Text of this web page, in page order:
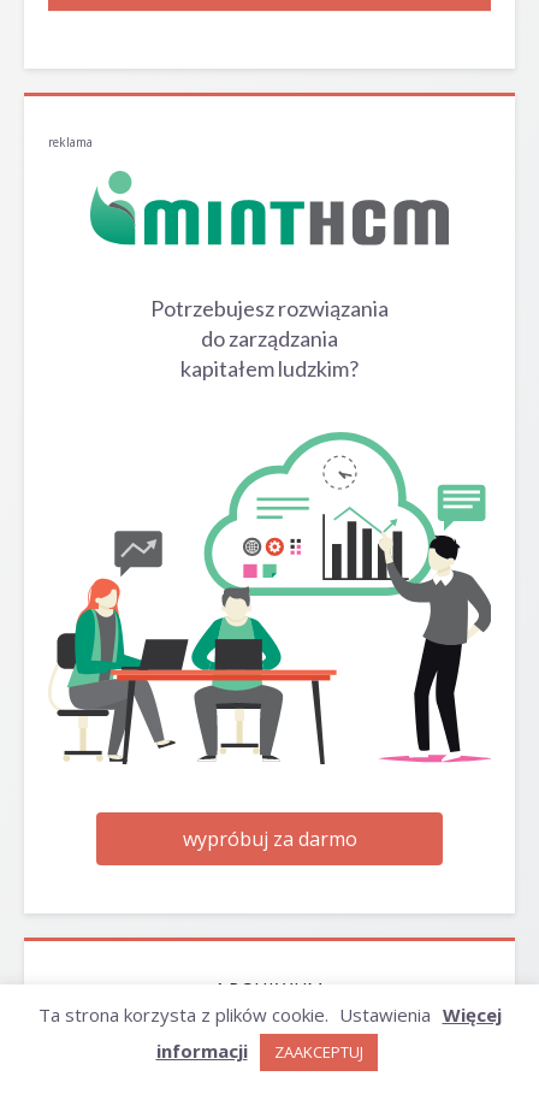
reklama
Potrzebujesz rozwiązania
do zarządzania
kapitałem ludzkim?
wypróbuj za darmo
ARCHIWUM
Ta strona korzysta z plików cookie. Ustawienia Więcej
informacji
ZAAKCEPTUJ